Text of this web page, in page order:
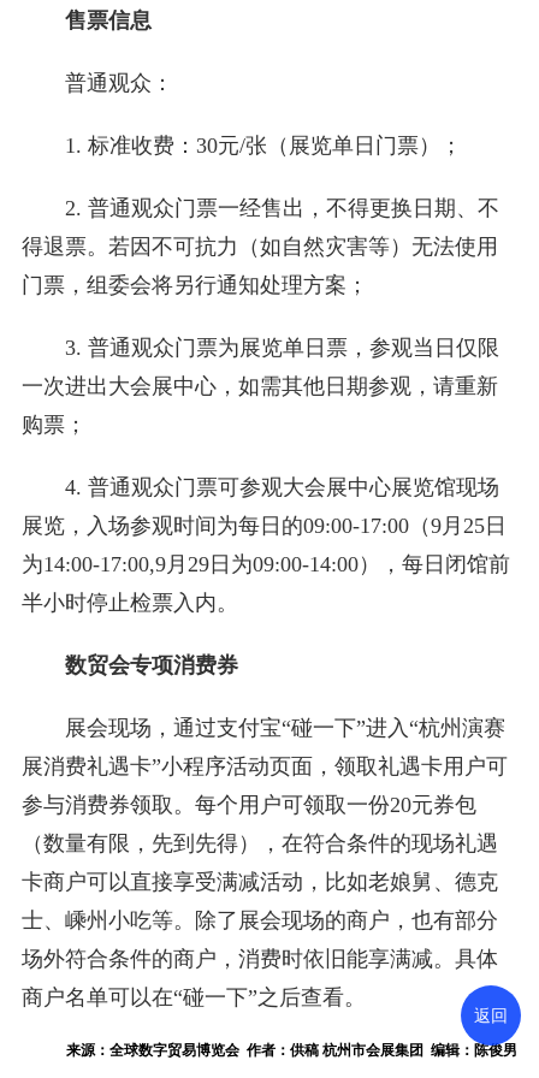
售票信息
普通观众：
1. 标准收费：30元/张（展览单日门票）；
2. 普通观众门票一经售出，不得更换日期、不
得退票。若因不可抗力（如自然灾害等）无法使用
门票，组委会将另行通知处理方案；
3. 普通观众门票为展览单日票，参观当日仅限
一次进出大会展中心，如需其他日期参观，请重新
购票；
4. 普通观众门票可参观大会展中心展览馆现场
展览，入场参观时间为每日的09:00-17:00（9月25日
为14:00-17:00,9月29日为09:00-14:00），每日闭馆前
半小时停止检票入内。
数贸会专项消费券
展会现场，通过支付宝“碰一下”进入“杭州演赛
展消费礼遇卡”小程序活动页面，领取礼遇卡用户可
参与消费券领取。每个用户可领取一份20元券包
（数量有限，先到先得），在符合条件的现场礼遇
卡商户可以直接享受满减活动，比如老娘舅、德克
士、嵊州小吃等。除了展会现场的商户，也有部分
场外符合条件的商户，消费时依旧能享满减。具体
商户名单可以在“碰一下”之后查看。
来源：全球数字贸易博览会 作者：供稿 杭州市会展集团 编辑：陈俊男
返回